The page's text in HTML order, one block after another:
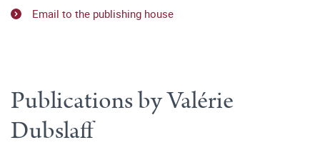
Email to the publishing house
Publications by Valérie
Dubslaff